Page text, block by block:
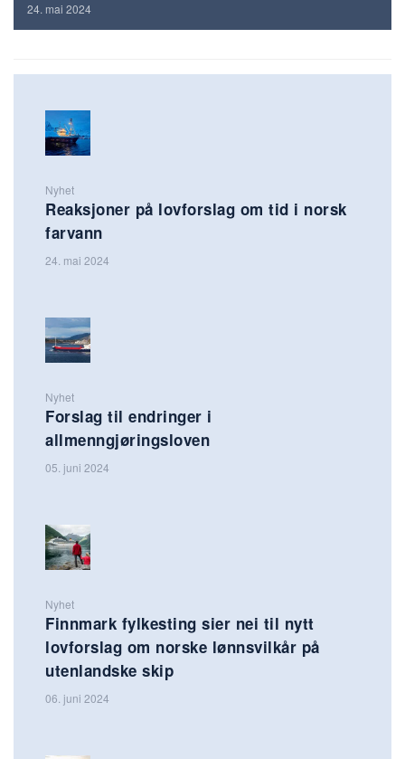
24. mai 2024
Nyhet
Reaksjoner på lovforslag om tid i norsk
farvann
24. mai 2024
Nyhet
Forslag til endringer i
allmenngjøringsloven
05. juni 2024
Nyhet
Finnmark fylkesting sier nei til nytt
lovforslag om norske lønnsvilkår på
utenlandske skip
06. juni 2024